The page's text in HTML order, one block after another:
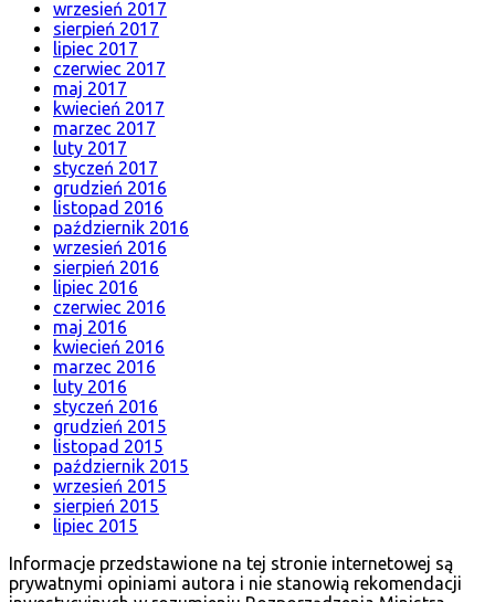
wrzesień 2017
sierpień 2017
lipiec 2017
czerwiec 2017
maj 2017
kwiecień 2017
marzec 2017
luty 2017
styczeń 2017
grudzień 2016
listopad 2016
październik 2016
wrzesień 2016
sierpień 2016
lipiec 2016
czerwiec 2016
maj 2016
kwiecień 2016
marzec 2016
luty 2016
styczeń 2016
grudzień 2015
listopad 2015
październik 2015
wrzesień 2015
sierpień 2015
lipiec 2015
Informacje przedstawione na tej stronie internetowej są
prywatnymi opiniami autora i nie stanowią rekomendacji